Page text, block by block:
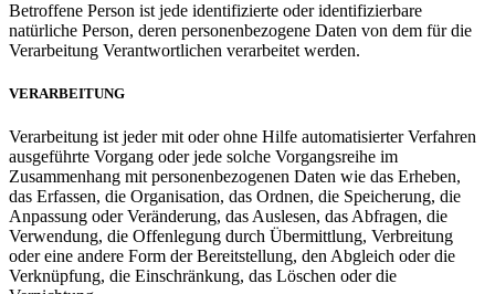
Betroffene Person ist jede identifizierte oder identifizierbare
natürliche Person, deren personenbezogene Daten von dem für die
Verarbeitung Verantwortlichen verarbeitet werden.
VERARBEITUNG
Verarbeitung ist jeder mit oder ohne Hilfe automatisierter Verfahren
ausgeführte Vorgang oder jede solche Vorgangsreihe im
Zusammenhang mit personenbezogenen Daten wie das Erheben,
das Erfassen, die Organisation, das Ordnen, die Speicherung, die
Anpassung oder Veränderung, das Auslesen, das Abfragen, die
Verwendung, die Offenlegung durch Übermittlung, Verbreitung
oder eine andere Form der Bereitstellung, den Abgleich oder die
Verknüpfung, die Einschränkung, das Löschen oder die